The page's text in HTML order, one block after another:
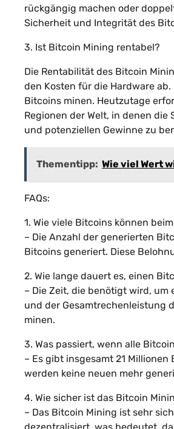
rückgängig machen oder
Sicherheit und Integrität des
3. Ist Bitcoin Mining rentabel?
Die Rentabilität des Bitcoin
den Kosten für die Hardware
Bitcoins minen. Heutzutage
Regionen der Welt, in denen
und potenziellen Gewinne zu
Thementipp: Wie viel Wert
FAQs:
1. Wie viele Bitcoins können
– Die Anzahl der generierten
Bitcoins generiert. Diese
2. Wie lange dauert es, einen
– Die Zeit, die benötigt wird,
und der Gesamtrechenleistung
minen.
3. Was passiert, wenn alle
– Es gibt insgesamt 21
werden keine neuen mehr
4. Wie sicher ist das Bitcoin
– Das Bitcoin Mining ist sehr